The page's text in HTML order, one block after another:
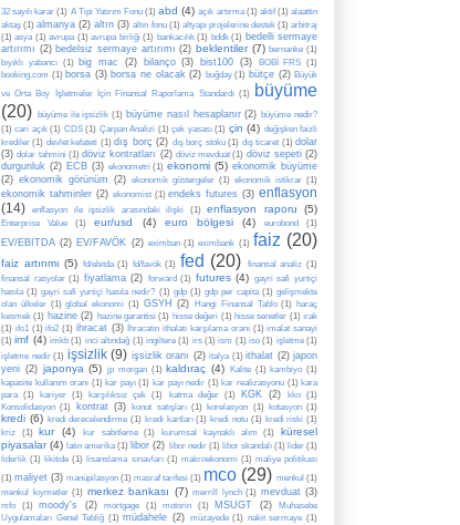
32 sayılı karar (1) A Tipi Yatırım Fonu (1) abd (4) açık artırma (1) aktif (1) alaattin
aktaş (1) almanya (2) altın (3) altın fonu (1) altyapı projelerine destek (1) arbitraj
(1) asya (1) avrupa (1) avrupa birliği (1) bankacılık (1) bddk (1) bedelli sermaye
artırımı (2) bedelsiz sermaye artırımı (2) beklentiler (7) bernanke (1)
bıyıklı yabancı (1) big mac (2) bilanço (3) bist100 (3) BOBİ FRS (1)
booking.com (1) borsa (3) borsa ne olacak (2) buğday (1) bütçe (2) Büyük
ve Orta Boy İşletmeler İçin Finansal Raporlama Standardı (1)
büyüme
(20)
büyüme ile işsizlik (1) büyüme nasıl hesaplanır (2) büyüme nedir?
(1) cari açık (1) CDS (1) Çarpan Analizi (1) çek yasası (1) çin (4) değişken faizli
krediler (1) devlet kefateti (1) dış borç (2) dış borç stoku (1) dış ticaret (1) dolar
(3) dolar tahmini (1) döviz kontratları (2) döviz mevduat (1) döviz sepeti (2)
durgunluk (2) ECB (3) ekonometri (1) ekonomi (5) ekonomik büyüme
(2) ekonomik görünüm (2) ekonomik göstergeler (1) ekonomik istikrar (1)
ekonomik tahminler (2) ekonomist (1) endeks futures (3) enflasyon
(14)
enflasyon ile işsizlik arasındaki ilişki (1) enflasyon raporu (5)
Enterprise Value (1) eur/usd (4) euro bölgesi (4) eurobond (1)
EV/EBITDA (2) EV/FAVÖK (2) eximban (1) eximbank (1) faiz (20)
faiz artırımı (5) fd/ebitda (1) fd/favök (1) fed (20) finansal analiz (1)
finansal rasyolar (1) fiyatlama (2) forward (1) futures (4) gayri safi yurtiçi
hasıla (1) gayri safi yurtiçi hasıla nedir? (1) gdp (1) gdp per capita (1) gelişmekte
olan ülkeler (1) global ekonomi (1) GSYH (2) Hangi Finansal Tablo (1)
haraç
kesmek (1) hazine (2) hazine garantisi (1) hisse değeri (1) hisse senetler (1) ırak
(1) ifo1 (1) ifo2 (1) ihracat (3) İhracatın ithalatı karşılama oranı (1) imalat sanayi
(1) imf (4) imkb (1) inci altındağ (1) ingiltere (1) irs (1) ism (1) iso (1) işletme (1)
işletme nedir (1) işsizlik (9) işsizlik oranı (2) italya (1) ithalat (2) japon
yeni (2) japonya (5) jp morgan (1) kaldıraç (4) Kalite (1) kambiyo (1)
kapasite kullanım oranı (1) kar payı (1) kar payı nedir (1) kar realizasyonu (1) kara
para (1) kariyer (1) karşılıksız çek (1) katma değer (1) KGK (2) kko (1)
Konsolidasyon (1) kontrat (3) konut satışları (1) korelasyon (1) kotasyon (1)
kredi (6) kredi derecelendirme (1) kredi kartları (1) kredi notu (1) kredi riski (1)
kriz
(1) kur (4) kur sabitleme (1) kurumsal kaynaklı alım (1)
küresel
piyasalar (4) latin amerika (1) libor (2) libor nedir (1) libor skandalı (1) lider (1)
liderlik (1) likitide (1) lisanslama sınavları (1) makroekonomi (1) maliye politikası
(1) maliyet (3) manüpilasyon (1) masraf tarifesi (1) mco (29) menkul (1)
menkul kıymetler (1) merkez bankası (7) merrill lynch (1) mevduat (3)
mfo (1) moody's (2) mortgage (1) motorin (1) MSUGT (2)
Muhasebe
Uygulamaları Genel Tebliğ (1) müdahele (2) müzayede (1) nakit sermaye (1)